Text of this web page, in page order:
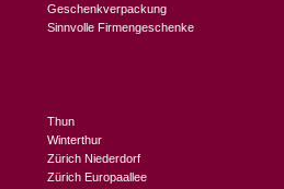
Geschenkverpackung
Sinnvolle Firmengeschenke
Thun
Winterthur
Zürich Niederdorf
Zürich Europaallee